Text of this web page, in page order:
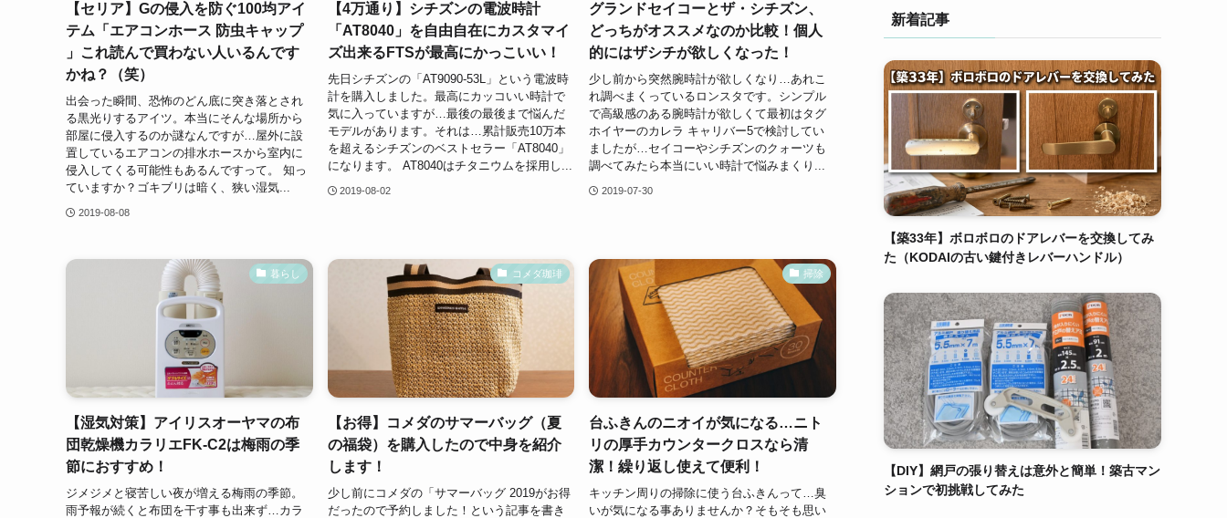
【セリア】Gの侵入を防ぐ100均アイ
テム「エアコンホース 防虫キャップ
」これ読んで買わない人いるんです
かね？（笑）
出会った瞬間、恐怖のどん底に突き落とされ
る黒光りするアイツ。本当にそんな場所から
部屋に侵入するのか謎なんですが…屋外に設
置しているエアコンの排水ホースから室内に
侵入してくる可能性もあるんですって。 知っ
ていますか？ゴキブリは暗く、狭い湿気...
2019-08-08
【4万通り】シチズンの電波時計
「AT8040」を自由自在にカスタマイ
ズ出来るFTSが最高にかっこいい！
先日シチズンの「AT9090-53L」という電波時
計を購入しました。最高にカッコいい時計で
気に入っていますが…最後の最後まで悩んだ
モデルがあります。それは…累計販売10万本
を超えるシチズンのベストセラー「AT8040」
になります。 AT8040はチタニウムを採用し...
2019-08-02
グランドセイコーとザ・シチズン、
どっちがオススメなのか比較！個人
的にはザシチが欲しくなった！
少し前から突然腕時計が欲しくなり…あれこ
れ調べまくっているロンスタです。シンプル
で高級感のある腕時計が欲しくて最初はタグ
ホイヤーのカレラ キャリバー5で検討してい
ましたが…セイコーやシチズンのクォーツも
調べてみたら本当にいい時計で悩みまくり...
2019-07-30
暮らし
【湿気対策】アイリスオーヤマの布
団乾燥機カラリエFK-C2は梅雨の季
節におすすめ！
ジメジメと寝苦しい夜が増える梅雨の季節。
雨予報が続くと布団を干す事も出来ず…カラ
コメダ珈琲
【お得】コメダのサマーバッグ（夏
の福袋）を購入したので中身を紹介
します！
少し前にコメダの「サマーバッグ 2019がお得
だったので予約しました！という記事を書き
掃除
台ふきんのニオイが気になる…ニト
リの厚手カウンタークロスなら清
潔！繰り返し使えて便利！
キッチン周りの掃除に使う台ふきんって…臭
いが気になる事ありませんか？そもそも思い
新着記事
【築33年】ボロボロのドアレバーを交換してみ
た（KODAIの古い鍵付きレバーハンドル）
【DIY】網戸の張り替えは意外と簡単！築古マン
ションで初挑戦してみた